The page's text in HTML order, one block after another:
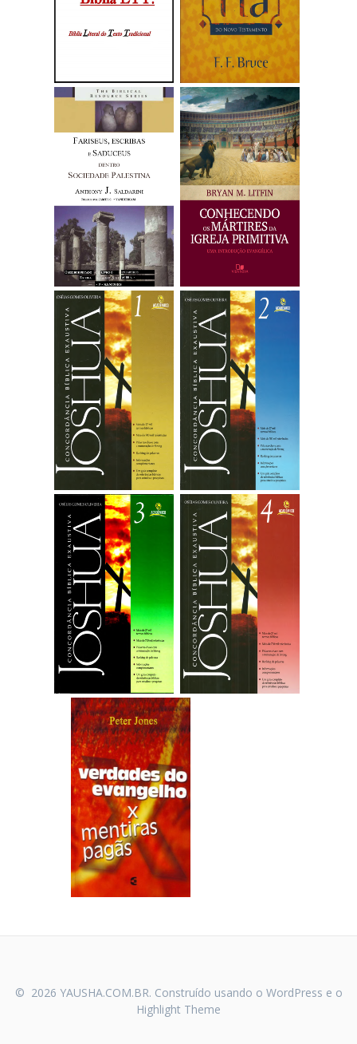
© 2026 YAUSHA.COM.BR. Construído usando o WordPress e o
Highlight Theme